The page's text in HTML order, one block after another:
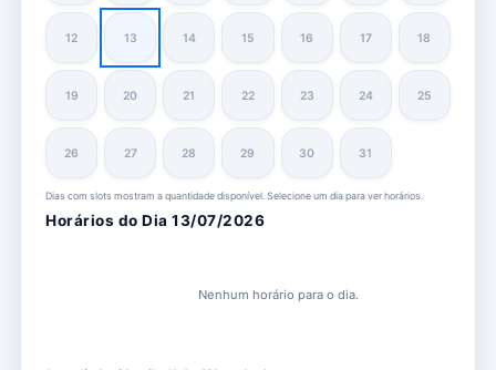
12 13 14 15 16 17 18
19 20 21 22 23 24 25
26 27 28 29 30 31
Dias com slots mostram a quantidade disponível. Selecione um dia para ver horários.
Horários do Dia 13/07/2026
Nenhum horário para o dia.